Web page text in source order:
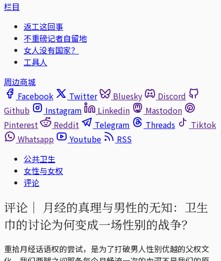
栏目
返工这回事
不重磅记者自留地
女人没有国家？
工具人
周边商城
Facebook
Twitter Bluesky
Discord
Github
Instagram Linkedin
Mastodon
Pinterest
Reddit Telegram Threads
Tiktok
Whatsapp
Youtube
RSS
公共卫生
女性与女权
评论
评论｜ 月经的真理与男性的无知：卫生
巾的讨论为何变成一场性别的战争？
重拾月经话语权的尝试，是为了打破男人性别优越的父权文